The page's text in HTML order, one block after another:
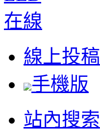
線上投稿
手機版
站內搜索